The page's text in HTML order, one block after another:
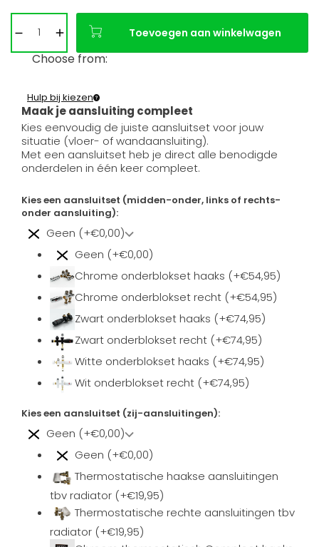
Toevoegen aan winkelwagen
Choose from:
Maak je aansluiting compleet
Hulp bij kiezen
Kies eenvoudig de juiste aansluitset voor jouw
situatie (vloer- of wandaansluiting).
Met een aansluitset heb je direct alle benodigde
onderdelen in één keer compleet.
Kies een aansluitset (midden-onder, links of rechts-
onder aansluiting):
Geen (+€0,00)
Geen (+€0,00)
Chrome onderblokset haaks (+€54,95)
Chrome onderblokset recht (+€54,95)
Zwart onderblokset haaks (+€74,95)
Zwart onderblokset recht (+€74,95)
Witte onderblokset haaks (+€74,95)
Wit onderblokset recht (+€74,95)
Kies een aansluitset (zij-aansluitingen):
Geen (+€0,00)
Geen (+€0,00)
Thermostatische haakse aansluitingen
tbv radiator (+€19,95)
Thermostatische rechte aansluitingen tbv
radiator (+€19,95)